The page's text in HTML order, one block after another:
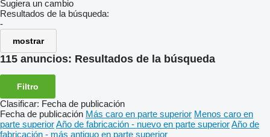
Sugiera un cambio
Resultados de la búsqueda:
-
mostrar
115 anuncios: Resultados de la búsqueda
Filtro
Clasificar: Fecha de publicación
Fecha de publicación Más caro en parte superior Menos caro en
parte superiorAño de fabricación - nuevo en parte superiorAño de
fabricación - más antiguo en parte superior